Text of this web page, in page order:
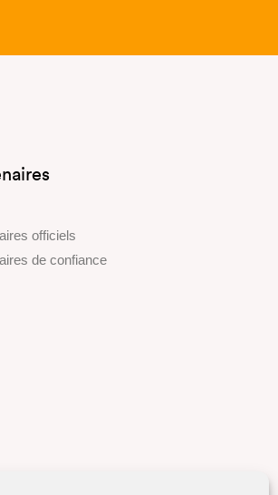
officiels
de confiance